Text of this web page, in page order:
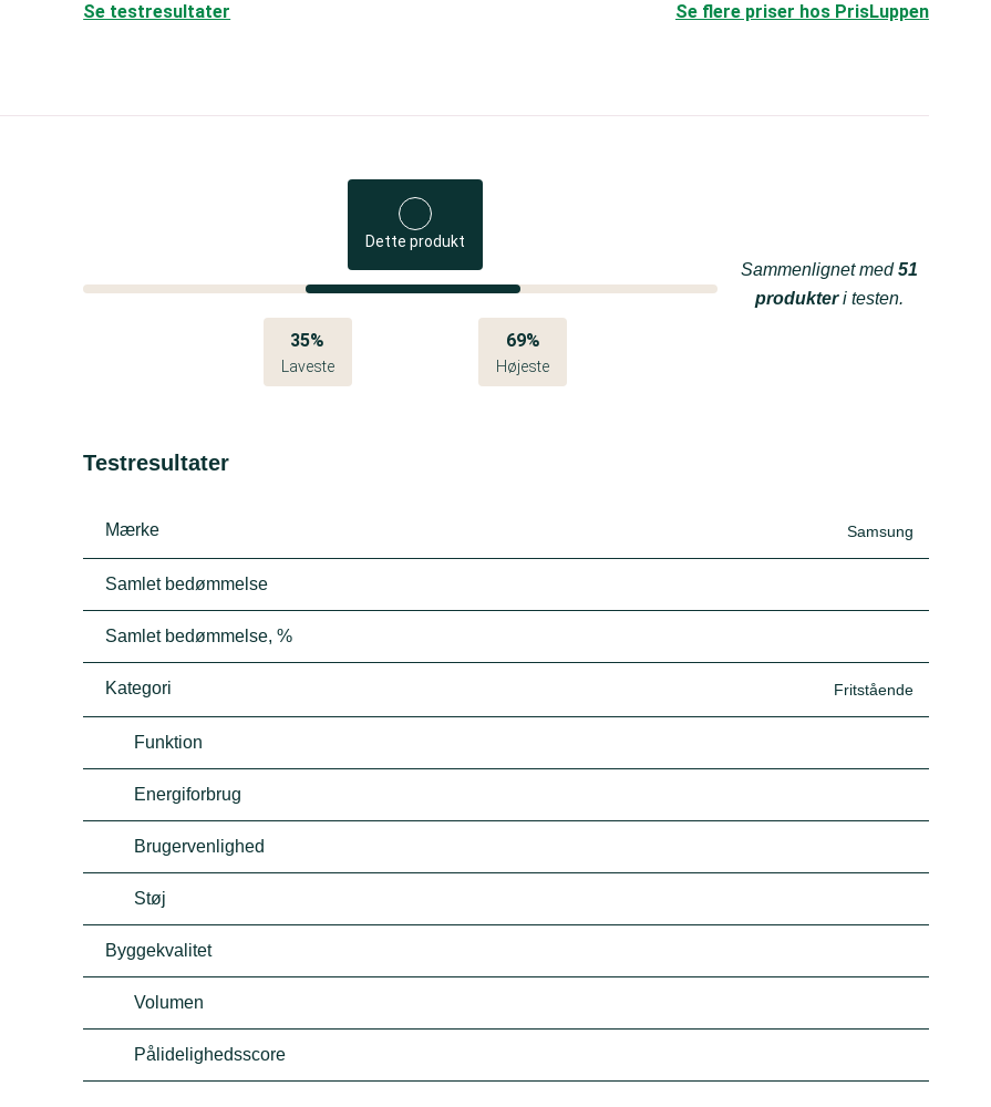
Se flere priser hos PrisLuppen
Se testresultater
Dette produkt
35%
Laveste
69%
Højeste
Sammenlignet med51
produkteri testen.
Testresultater
Mærke Samsung
Samlet bedømmelse
Samlet bedømmelse, %
Kategori Fritstående
Funktion
Energiforbrug
Brugervenlighed
Støj
Byggekvalitet
Volumen
Pålidelighedsscore